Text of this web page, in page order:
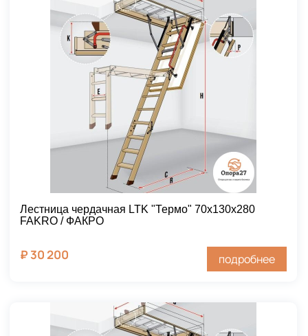
Лестница чердачная LTK "Термо" 70х130х280
FAKRO / ФАКРО
₽ 30 200 подробнее